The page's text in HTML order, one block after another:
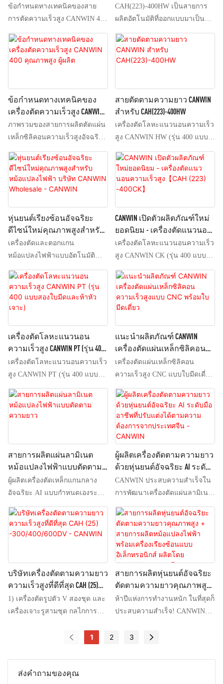
ส่งคำถามของคุณ
400
ข้อกำหนดทางเทคนิคของสาย
การตัดความเร็วสูง CANWIN 400
(1) อุปกรณ์ใช้ระบบกำหนด
ตำแหน่งส่วนกลางและติดตั้ง
เครื่องตัด 2 เครื่องและเครื่องเจาะ
ตัว V 2 เครื่องใช้ระบบควบคุม
มอเตอร์เซอร์โวในการเคลื่อนที่ไป
ข้างหน้าและข้างหลังและซ้าย
และขวา; (4) เครื่องเจาะ 3 เครื่อง
ใช้ระบบควบคุมมอเตอร์เชิงเส้น
ในการเคลื่อนที่ซ้ายและขวา; (5)
เครื่องเจาะ 3 เครื่อง เครื่องเจาะ
และตัดรูปตัว V และเครื่องตัดตรง
1 เครื่องสามารถตัดพร้อมกันได้
(6) อุปกรณ์เป็นรุ่นตัดความเร็วสูง
ไม่ว่าจะเจาะหรือไม่ก็ตาม
ความเร็วในการตัดชิ้นงานยาว 1
เมตร (ชิ้นส่วนด้านข้าง + ชิ้น
ส่วนด้านข้าง) สามารถทำได้
มากกว่า 80 ชิ้น/นาที; ความเร็ว
ในการตัดถึง 60 ชิ้น/นาที (7) ใช้
สามารถคัดแยกวัสดุได้อย่าง
เรียบร้อยหรือทีละขั้นตอน
CAH(223)-400HW เป็นสายการ
ผลิตอัตโนมัติที่ออกแบบมาเป็น
พิเศษสำหรับการแปรรูปแผ่นแกน
หม้อแปลงขนาดใหญ่ โดยรวม
กระบวนการตัด การเจาะ และ
ความต้องการในการผลิต
ข้อกำหนดทางเทคนิคของ
เครื่องตัดความเร็วสูง CANWIN
400 คุณภาพสูง ผู้ผลิต
ภาพรวมของสายการผลิตตัดแผ่น
เหล็กซิลิคอนความเร็วสูงอัจฉริยะ
(1) อุปกรณ์ใช้ระบบกำหนด
ตำแหน่งส่วนกลางและติดตั้ง
เครื่องตัด 2 เครื่องและเครื่องเจาะ
5 เครื่อง: (2) เครื่องตัด 45º 1
เครื่อง; (3) เครื่องเจาะและตัดรูป
ตัว V 2 เครื่องใช้ระบบควบคุม
มอเตอร์เซอร์โวในการเคลื่อนที่ไป
ใช้ระบบควบคุมมอเตอร์เชิงเส้น
ในการเคลื่อนที่ซ้ายและขวา; (5)
เครื่องเจาะ 3 เครื่อง เครื่องเจาะ
และตัดรูปตัว V และเครื่องตัดตรง
1 เครื่องสามารถตัดพร้อมกันได้
(6) อุปกรณ์เป็นรุ่นตัดความเร็วสูง
ไม่ว่าจะเจาะหรือไม่ก็ตาม
ความเร็วในการตัดชิ้นงานยาว 1
เมตร (ชิ้นด้านข้าง + ชิ้นแอก; ชิ้น
ทำได้มากกว่า 80 ชิ้น/นาที;
สายตัดตามความยาว CANWIN
สำหรับ CAH(223)-400HW
เครื่องตัดโลหะแนวนอนความเร็ว
สูง CANWIN HW (รุ่น 400 แบบ
สองใบมีดและห้าหัวเจาะ)
หุ่นยนต์เรียงซ้อนอัจฉริยะ
ดีไซน์ใหม่คุณภาพสูงสำหรับ
หม้อแปลงไฟฟ้า บริษัท CANWIN
Wholesale - CANWIN
เครื่องตัดและตอกแกน
หม้อแปลงไฟฟ้าแบบอัตโนมัติ
Siemens ซีรี่ส์สองหัวตัดสี่หัว
สามารถเรียงแกนหม้อแปลงได้ทั้ง
ชุด ครั้งละ 2-6 แกน นี่คือดีไซน์
ใหม่ล่าสุด จึงไม่มีข้อมูลเพิ่มเติม
ถูกออกแบบมาเพื่อผลิตแกน
หม้อแปลงไฟฟ้าแบบเปิดที่มีแผ่น
ยึดด้านบนแยกออกจากกัน รวมถึง
แผ่นยึดด้านบน เนื่องจากสายการ
ผลิตนี้สามารถใช้ในการเรียงแกน
หม้อแปลง (มีหรือไม่มีแผ่นยึดด้าน
บน) หรือแยกขาและแผ่นยึดอย่าง
การตอบสนองความต้องการที่
หลากหลายของลูกค้าในศูนย์
บริการแกนหม้อแปลง หาก
ต้องการทราบข้อมูลเพิ่มเติม
โปรดส่งอีเมลไปที่
CANWIN เปิดตัวผลิตภัณฑ์ใหม่
ยอดนิยม - เครื่องตัดแนวนอน
ความเร็วสูง【CAH (223)
-400CK】
เครื่องตัดโลหะแนวนอนความเร็ว
สูง CANWIN CK (รุ่น 400 แบบ
สองใบมีดและห้าหัวเจาะ) ได้
รับคำชมอย่างเป็นเอกฉันท์จาก
ลูกค้าในหลายประเทศ! ความ
สำเร็จครั้งสำคัญนี้แสดงให้เห็นถึง
ประเทศ และแสดงให้เห็นถึง
คุณภาพที่ยอดเยี่ยมและความเป็น
เครื่องตัดโลหะแนวนอน
ความเร็วสูง CANWIN PT (รุ่น 400
แบบสองใบมีดและห้าหัว
เจาะ)
เครื่องตัดโลหะแนวนอนความเร็ว
สูง CANWIN PT (รุ่น 400 แบบ
สองใบมีดและห้าหัวเจาะ)
แนะนำผลิตภัณฑ์ CANWIN
เครื่องตัดแผ่นเหล็กซิลิคอน
ความเร็วสูงแบบ CNC พร้อมใบ
มีดเดี่ยว
เครื่องตัดแผ่นเหล็กซิลิคอน
ความเร็วสูง CNC แบบใบมีดเดี่ยว
CANWIN เป็นเครื่องมือ
อุตสาหกรรมที่มีความแม่นยำสูง
และประสิทธิภาพสูง ออกแบบมา
โดยเฉพาะสำหรับการแปรรูป
แผ่นเหล็กซิลิคอน อุปกรณ์นี้ผสาน
รวมเทคโนโลยี CNC ขั้นสูงและ
กระบวนการผลิตเชิงกลที่มีความ
แม่นยำสูง พัฒนาขึ้นเพื่อตอบ
ไฟฟ้า เช่น หม้อแปลงและมอเตอร์
ช่วยให้สามารถตัดแผ่นเหล็ก
ซิลิคอนตามแนวยาวได้อย่าง
แม่นยำ ทำให้ได้ขอบที่เรียบและมี
ความกว้างของแถบที่ตัดสม่ำเสมอ
สายการผลิตแผ่นลามิเนต
หม้อแปลงไฟฟ้าแบบตัดตาม
ความยาว
ผู้ผลิตเครื่องตัดเหล็กแกนกลาง
อัจฉริยะ AI แบบกำหนดเองระดับ
มืออาชีพจากประเทศจีน -
CANWIN ศูนย์แปรรูปเหล็กแกน
กลางของ CANWIN ประกอบด้วย
กลไกการเคลือบแบบหุ่นยนต์คู่
แบบแขวน แพลตฟอร์มแลก
เปลี่ยนเซอร์โวหกสถานี และช่อง
ทางโลจิสติกส์สองสถานี เมื่อรวม
กับสายการตัดตามยาวความเร็ว
สูงแบบเว้นระยะ Keying 1250
ระบบคลังสินค้าอัจฉริยะ MES จะ
การตัดเพียงอย่างเดียวโดยไม่
ผู้ผลิตเครื่องตัดตามความยาว
ด้วยหุ่นยนต์อัจฉริยะ AI ระดับ
มืออาชีพที่ปรับแต่งได้ตาม
ความต้องการจากประเทศจีน
CANWIN ประสบความสำเร็จใน
การพัฒนาเครื่องตัดแผ่นลามิเนต
แนวนอนอัตโนมัติเครื่องแรกของ
จีนในมณฑลกวางตุ้ง! อุปกรณ์นี้
ใช้ซอฟต์แวร์อัจฉริยะ AI เซอร์โว
แบบสองชั้น สามารถวางซ้อนกัน
ได้ครั้งละห้าชิ้น และหุ่นยนต์จะ
ดึงออกมาครั้งละห้าชิ้น อุปกรณ์นี้
มีระบบสามชุด สามารถวางซ้อน
แกนหม้อแปลงไฟฟ้าทั้งชุดได้ 1+E
สมัย! Canwin ผู้ผลิตเครื่องตัดแผ่น
บริษัทเครื่องตัดตามความยาว
ความเร็วสูงที่ดีที่สุด CAH (25)
-300/400/600DV - CANWIN
1) เครื่องตัดรูปตัว V สองชุด และ
เครื่องเจาะรูสามชุด กลไกการ
ตัดแบบติดตาม ซึ่งสามารถ
จัดตำแหน่งโดยอัตโนมัติ และ
สามารถตัดพร้อมกันได้สามขั้น
สายการผลิตหุ่นยนต์อัจฉริยะ
ตัดตามความยาวคุณภาพสูง
+ สายการผลิตหม้อแปลงไฟ
ฟ้าพร้อมเครื่องเรียงซ้อนแบบ
CANWIN ประเทศจีน
ห้าปีแห่งการทำงานหนัก ในที่สุดก็
ประสบความสำเร็จ! CANWIN
เครื่องตัดลามิเนตแนวนอน
ผลิตในประเทศจีน! เป็นเครื่องตัด
1 2 3